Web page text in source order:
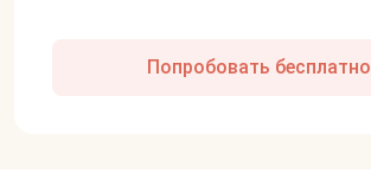
Попробовать бесплатно